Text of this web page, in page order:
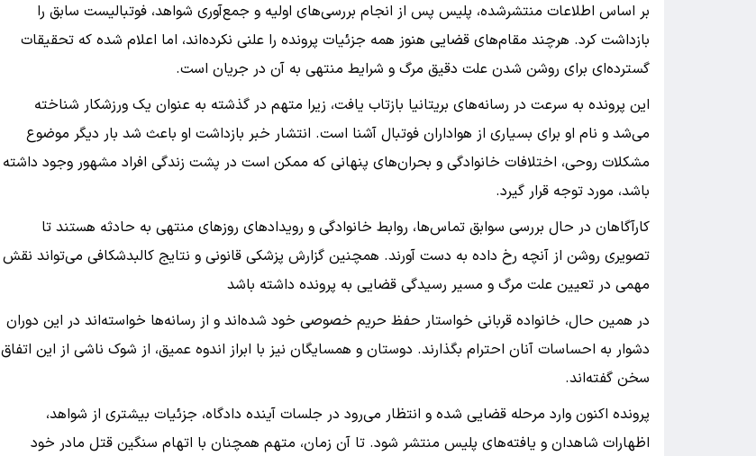
بر اساس اطلاعات منتشرشده، پلیس پس از انجام بررسی‌های اولیه و جمع‌آوری شواهد، فوتبالیست سابق را
بازداشت کرد. هرچند مقام‌های قضایی هنوز همه جزئیات پرونده را علنی نکرده‌اند، اما اعلام شده که تحقیقات
گسترده‌ای برای روشن شدن علت دقیق مرگ و شرایط منتهی به آن در جریان است.
این پرونده به سرعت در رسانه‌های بریتانیا بازتاب یافت، زیرا متهم در گذشته به عنوان یک ورزشکار شناخته
می‌شد و نام او برای بسیاری از هواداران فوتبال آشنا است. انتشار خبر بازداشت او باعث شد بار دیگر موضوع
مشکلات روحی، اختلافات خانوادگی و بحران‌های پنهانی که ممکن است در پشت زندگی افراد مشهور وجود داشته
باشد، مورد توجه قرار گیرد.
کارآگاهان در حال بررسی سوابق تماس‌ها، روابط خانوادگی و رویدادهای روزهای منتهی به حادثه هستند تا
تصویری روشن از آنچه رخ داده به دست آورند. همچنین گزارش پزشکی قانونی و نتایج کالبدشکافی می‌تواند نقش
مهمی در تعیین علت مرگ و مسیر رسیدگی قضایی به پرونده داشته باشد
در همین حال، خانواده قربانی خواستار حفظ حریم خصوصی خود شده‌اند و از رسانه‌ها خواسته‌اند در این دوران
دشوار به احساسات آنان احترام بگذارند. دوستان و همسایگان نیز با ابراز اندوه عمیق، از شوک ناشی از این اتفاق
سخن گفته‌اند.
پرونده اکنون وارد مرحله قضایی شده و انتظار می‌رود در جلسات آینده دادگاه، جزئیات بیشتری از شواهد،
اظهارات شاهدان و یافته‌های پلیس منتشر شود. تا آن زمان، متهم همچنان با اتهام سنگین قتل مادر خود